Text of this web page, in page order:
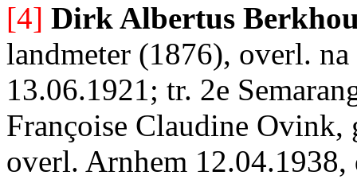
[4] Dirk Albertus
landmeter (1876), overl.
13.06.1921; tr. 2e
Françoise Claudine Ovink,
overl. Arnhem 12.04.1938,